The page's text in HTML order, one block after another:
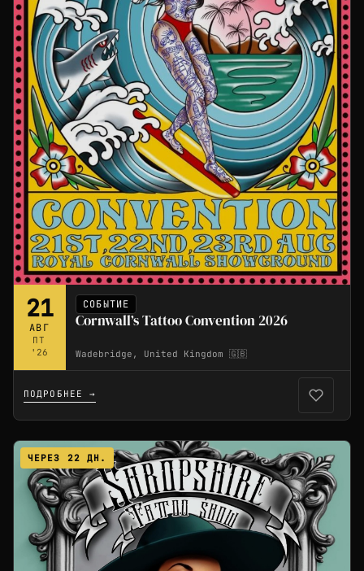
21
АВГ
ПТ
'26
СОБЫТИЕ
Cornwall’s Tattoo Convention 2026
Wadebridge, United Kingdom 🇬🇧
ПОДРОБНЕЕ →
ЧЕРЕЗ 22 ДН.